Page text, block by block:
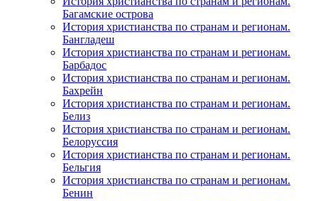
Багамские острова
История христианства по странам и регионам.
Бангладеш
История христианства по странам и регионам.
Барбадос
История христианства по странам и регионам.
Бахрейн
История христианства по странам и регионам.
Белиз
История христианства по странам и регионам.
Белоруссия
История христианства по странам и регионам.
Бельгия
История христианства по странам и регионам.
Бенин